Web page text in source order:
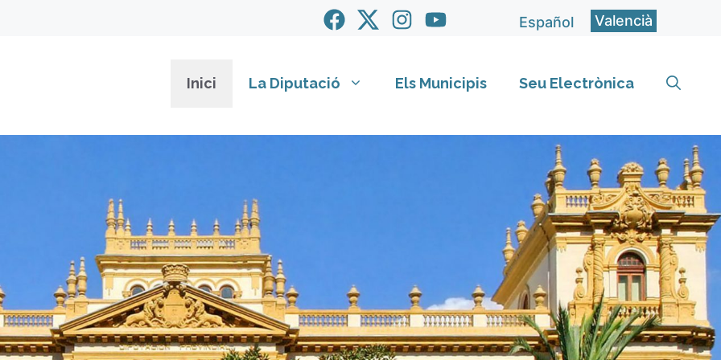
Español Valencià
Inici La Diputació Els Municipis Seu Electrònica